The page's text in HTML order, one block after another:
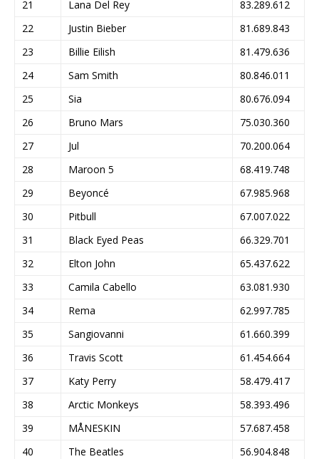
21
Lana Del Rey
83.289.612
22
Justin Bieber
81.689.843
23
Billie Eilish
81.479.636
24
Sam Smith
80.846.011
25
Sia
80.676.094
26
Bruno Mars
75.030.360
27
Jul
70.200.064
28
Maroon 5
68.419.748
29
Beyoncé
67.985.968
30
Pitbull
67.007.022
31
Black Eyed Peas
66.329.701
32
Elton John
65.437.622
33
Camila Cabello
63.081.930
34
Rema
62.997.785
35
Sangiovanni
61.660.399
36
Travis Scott
61.454.664
37
Katy Perry
58.479.417
38
Arctic Monkeys
58.393.496
39
MÅNESKIN
57.687.458
40
The Beatles
56.904.848